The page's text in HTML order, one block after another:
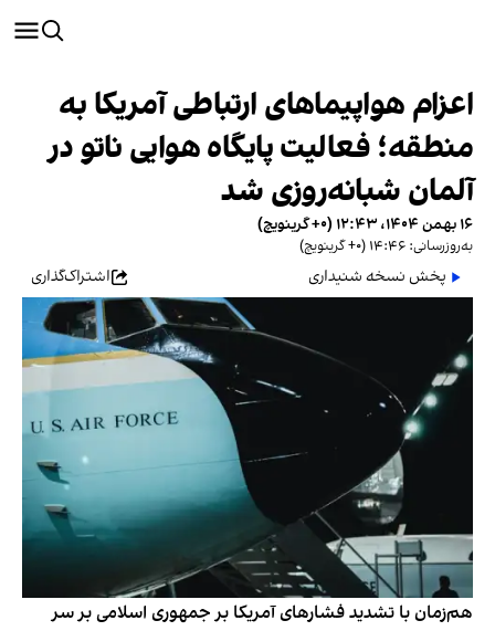
اعزام هواپیماهای ارتباطی آمریکا به
منطقه؛ فعالیت پایگاه هوایی ناتو در
آلمان شبانه‌روزی شد
۱۶ بهمن ۱۴۰۴، ۱۲:۴۳ (‎+۰ گرینویچ)
به‌روزرسانی: ۱۴:۴۶ (‎+۰ گرینویچ)
پخش نسخه شنیداری اشتراک‌گذاری
هم‌زمان با تشدید فشارهای آمریکا بر جمهوری اسلامی بر سر